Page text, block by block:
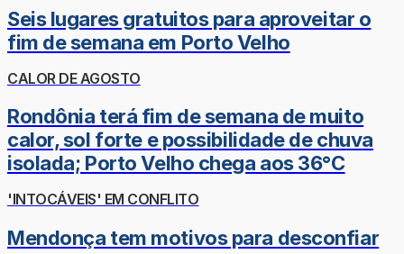
Seis lugares gratuitos para aproveitar o
fim de semana em Porto Velho
CALOR DE AGOSTO
Rondônia terá fim de semana de muito
calor, sol forte e possibilidade de chuva
isolada; Porto Velho chega aos 36°C
'INTOCÁVEIS' EM CONFLITO
Mendonça tem motivos para desconfiar